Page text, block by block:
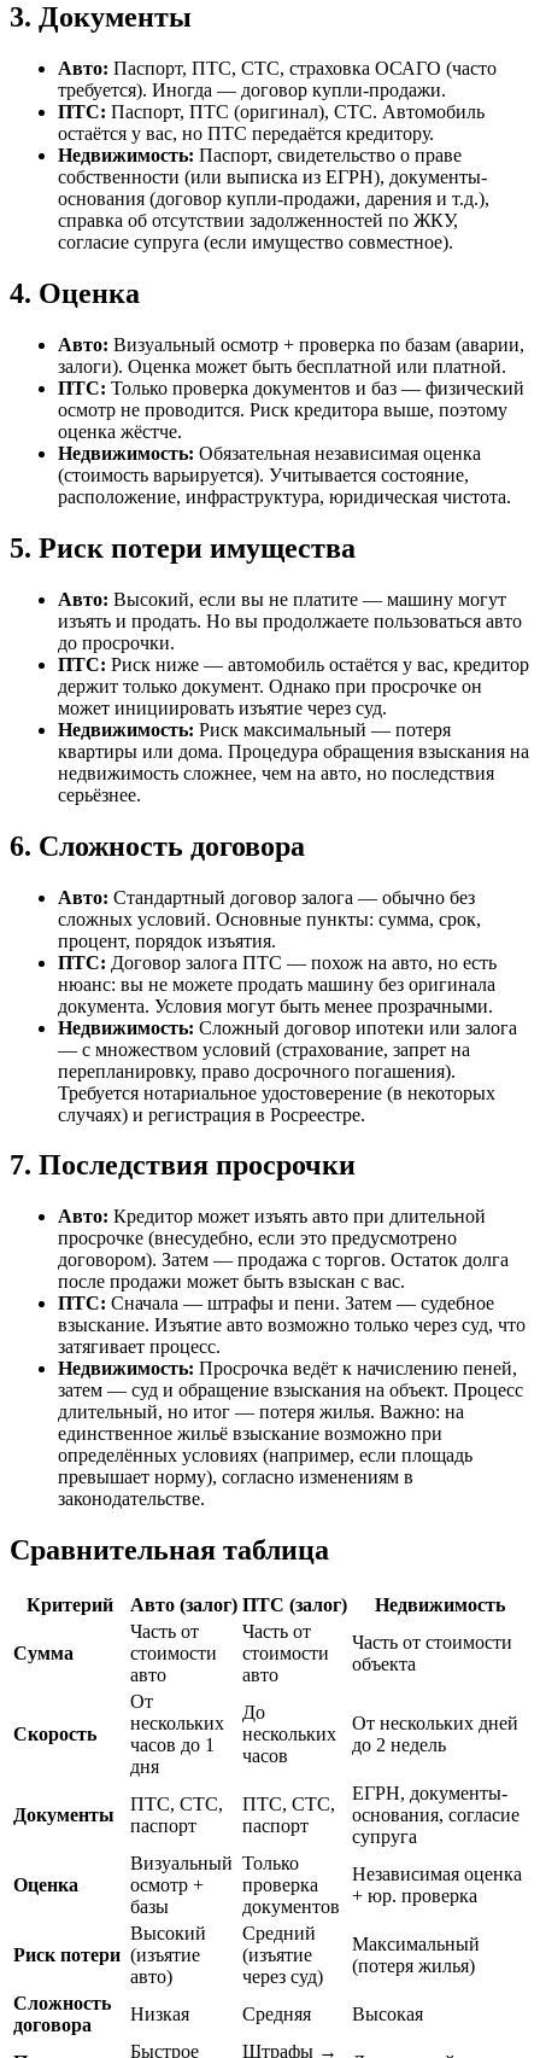
3. Документы
Авто: Паспорт, ПТС, СТС, страховка ОСАГО (часто
требуется). Иногда — договор купли-продажи.
ПТС: Паспорт, ПТС (оригинал), СТС. Автомобиль
остаётся у вас, но ПТС передаётся кредитору.
Недвижимость: Паспорт, свидетельство о праве
собственности (или выписка из ЕГРН), документы-
основания (договор купли-продажи, дарения и т.д.),
справка об отсутствии задолженностей по ЖКУ,
согласие супруга (если имущество совместное).
4. Оценка
Авто: Визуальный осмотр + проверка по базам (аварии,
залоги). Оценка может быть бесплатной или платной.
ПТС: Только проверка документов и баз — физический
осмотр не проводится. Риск кредитора выше, поэтому
оценка жёстче.
Недвижимость: Обязательная независимая оценка
(стоимость варьируется). Учитывается состояние,
расположение, инфраструктура, юридическая чистота.
5. Риск потери имущества
Авто: Высокий, если вы не платите — машину могут
изъять и продать. Но вы продолжаете пользоваться авто
до просрочки.
ПТС: Риск ниже — автомобиль остаётся у вас, кредитор
держит только документ. Однако при просрочке он
может инициировать изъятие через суд.
Недвижимость: Риск максимальный — потеря
квартиры или дома. Процедура обращения взыскания на
недвижимость сложнее, чем на авто, но последствия
серьёзнее.
6. Сложность договора
Авто: Стандартный договор залога — обычно без
сложных условий. Основные пункты: сумма, срок,
процент, порядок изъятия.
ПТС: Договор залога ПТС — похож на авто, но есть
нюанс: вы не можете продать машину без оригинала
документа. Условия могут быть менее прозрачными.
Недвижимость: Сложный договор ипотеки или залога
— с множеством условий (страхование, запрет на
перепланировку, право досрочного погашения).
Требуется нотариальное удостоверение (в некоторых
случаях) и регистрация в Росреестре.
7. Последствия просрочки
Авто: Кредитор может изъять авто при длительной
просрочке (внесудебно, если это предусмотрено
договором). Затем — продажа с торгов. Остаток долга
после продажи может быть взыскан с вас.
ПТС: Сначала — штрафы и пени. Затем — судебное
взыскание. Изъятие авто возможно только через суд, что
затягивает процесс.
Недвижимость: Просрочка ведёт к начислению пеней,
затем — суд и обращение взыскания на объект. Процесс
длительный, но итог — потеря жилья. Важно: на
единственное жильё взыскание возможно при
определённых условиях (например, если площадь
превышает норму), согласно изменениям в
законодательстве.
Сравнительная таблица
Критерий Авто (залог) ПТС (залог) Недвижимость
Сумма
Часть от
стоимости
авто
Часть от
стоимости
авто
Часть от стоимости
объекта
Скорость
От
нескольких
часов до 1
дня
До
нескольких
часов
От нескольких дней
до 2 недель
Документы
ПТС, СТС,
паспорт
ПТС, СТС,
паспорт
ЕГРН, документы-
основания, согласие
супруга
Оценка
Визуальный
осмотр +
базы
Только
проверка
документов
Независимая оценка
+ юр. проверка
Риск потери
Высокий
(изъятие
авто)
Средний
(изъятие
через суд)
Максимальный
(потеря жилья)
Сложность
договора
Низкая Средняя Высокая
Быстрое Штрафы →